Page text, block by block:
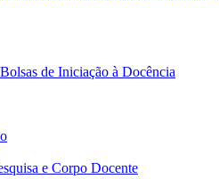
de Iniciação à Docência
e Corpo Docente